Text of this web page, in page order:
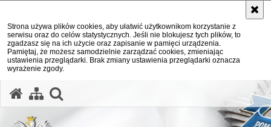
Strona używa plików cookies, aby ułatwić użytkownikom korzystanie z
serwisu oraz do celów statystycznych. Jeśli nie blokujesz tych plików, to
zgadzasz się na ich użycie oraz zapisanie w pamięci urządzenia.
Pamiętaj, że możesz samodzielnie zarządzać cookies, zmieniając
ustawienia przeglądarki. Brak zmiany ustawienia przeglądarki oznacza
wyrażenie zgody.